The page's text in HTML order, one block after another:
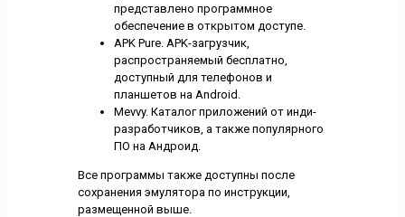
представлено программное
обеспечение в открытом доступе.
APK Pure. APK-загрузчик,
распространяемый бесплатно,
доступный для телефонов и
планшетов на Android.
Mevvy. Каталог приложений от инди-
разработчиков, а также популярного
ПО на Андроид.
Все программы также доступны после
сохранения эмулятора по инструкции,
размещенной выше.